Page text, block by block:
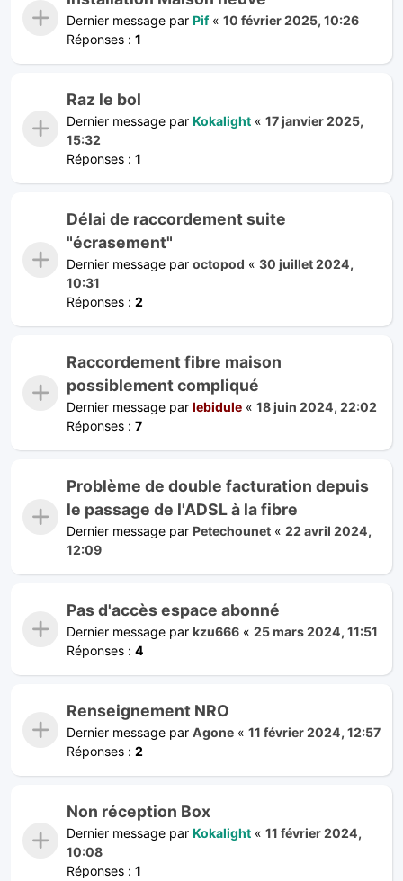
Dernier message par Pif« 10 février 2025, 10:26
Réponses : 1
Raz le bol
Dernier message par Kokalight « 17 janvier 2025,
15:32
Réponses : 1
Délai de raccordement suite
"écrasement"
Dernier message par octopod « 30 juillet 2024,
10:31
Réponses : 2
Raccordement fibre maison
possiblement compliqué
Dernier message par lebidule « 18 juin 2024, 22:02
Réponses : 7
Problème de double facturation depuis
le passage de l'ADSL à la fibre
Dernier message par Petechounet « 22 avril 2024,
12:09
Pas d'accès espace abonné
Dernier message par kzu666 « 25 mars 2024, 11:51
Réponses : 4
Renseignement NRO
Dernier message par Agone « 11 février 2024, 12:57
Réponses : 2
Non réception Box
Dernier message par Kokalight « 11 février 2024,
10:08
Réponses : 1